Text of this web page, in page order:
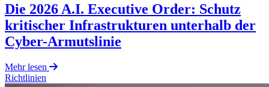
Die 2026 A.I. Executive Order: Schutz
kritischer Infrastrukturen unterhalb der
Cyber-Armutslinie
Mehr lesen
Richtlinien